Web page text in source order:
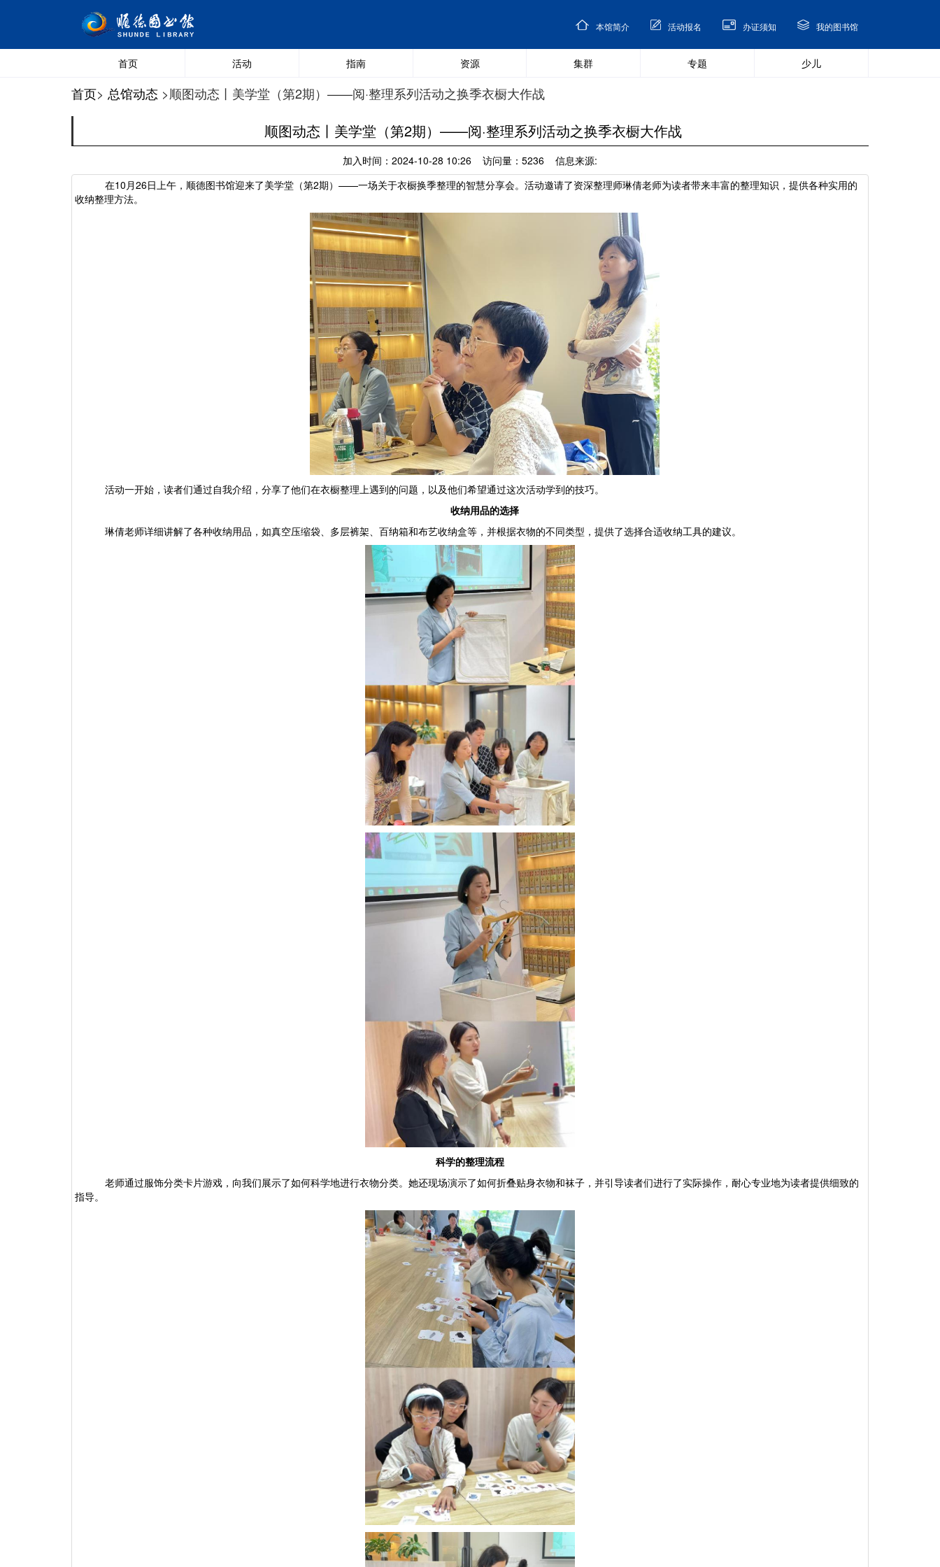
本馆简介 活动报名 办证须知 我的图书馆
首页 活动 指南 资源 集群 专题 少儿
首页> 总馆动态 >顺图动态丨美学堂（第2期）——阅·整理系列活动之换季衣橱大作战
顺图动态丨美学堂（第2期）——阅·整理系列活动之换季衣橱大作战
加入时间：2024-10-28 10:26 访问量：5236 信息来源:
在10月26日上午，顺德图书馆迎来了美学堂（第2期）——一场关于衣橱换季整理的智慧分享会。 活动邀请了资深整理师琳倩老师为读者带来丰富的整理知识，提供各种实用的
收纳整理方法。
活动一开始，读者们通过自我介绍，分享了他们在衣橱整理上遇到的问题，以及他们希望通过这次活动学到的技巧。
收纳用品的选择
琳倩老师详细讲解了各种收纳用品，如真空压缩袋、多层裤架、百纳箱和布艺收纳盒等，并根据衣物的不同类型，提供了选择合适收纳工具的建议。
科学的整理流程
老师通过服饰分类卡片游戏，向我们展示了如何科学地进行衣物分类。她还现场演示了如何折叠贴身衣物和袜子，并引导读者们进行了实际操作，耐心专业地为读者提供细致的
指导。